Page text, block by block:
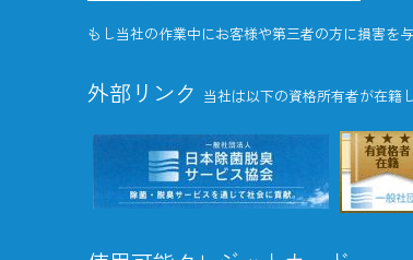
もし当社の作業中にお客様や第三者の方に損害を
外部リンク 当社は以下の資格所有者が在籍